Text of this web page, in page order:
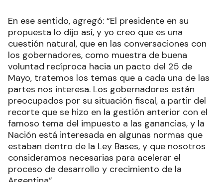
En ese sentido, agregó: “El presidente en su
propuesta lo dijo así, y yo creo que es una
cuestión natural, que en las conversaciones con
los gobernadores, como muestra de buena
voluntad recíproca hacia un pacto del 25 de
Mayo, tratemos los temas que a cada una de las
partes nos interesa. Los gobernadores están
preocupados por su situación fiscal, a partir del
recorte que se hizo en la gestión anterior con el
famoso tema del impuesto a las ganancias, y la
Nación está interesada en algunas normas que
estaban dentro de la Ley Bases, y que nosotros
consideramos necesarias para acelerar el
proceso de desarrollo y crecimiento de la